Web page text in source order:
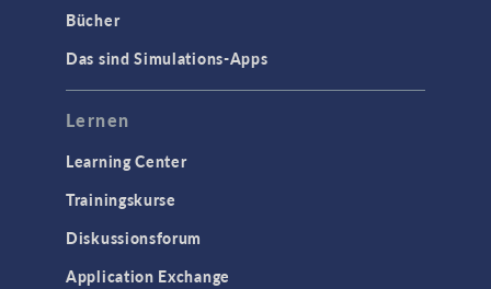
Bücher
Das sind Simulations-Apps
Lernen
Learning Center
Trainingskurse
Diskussionsforum
Application Exchange